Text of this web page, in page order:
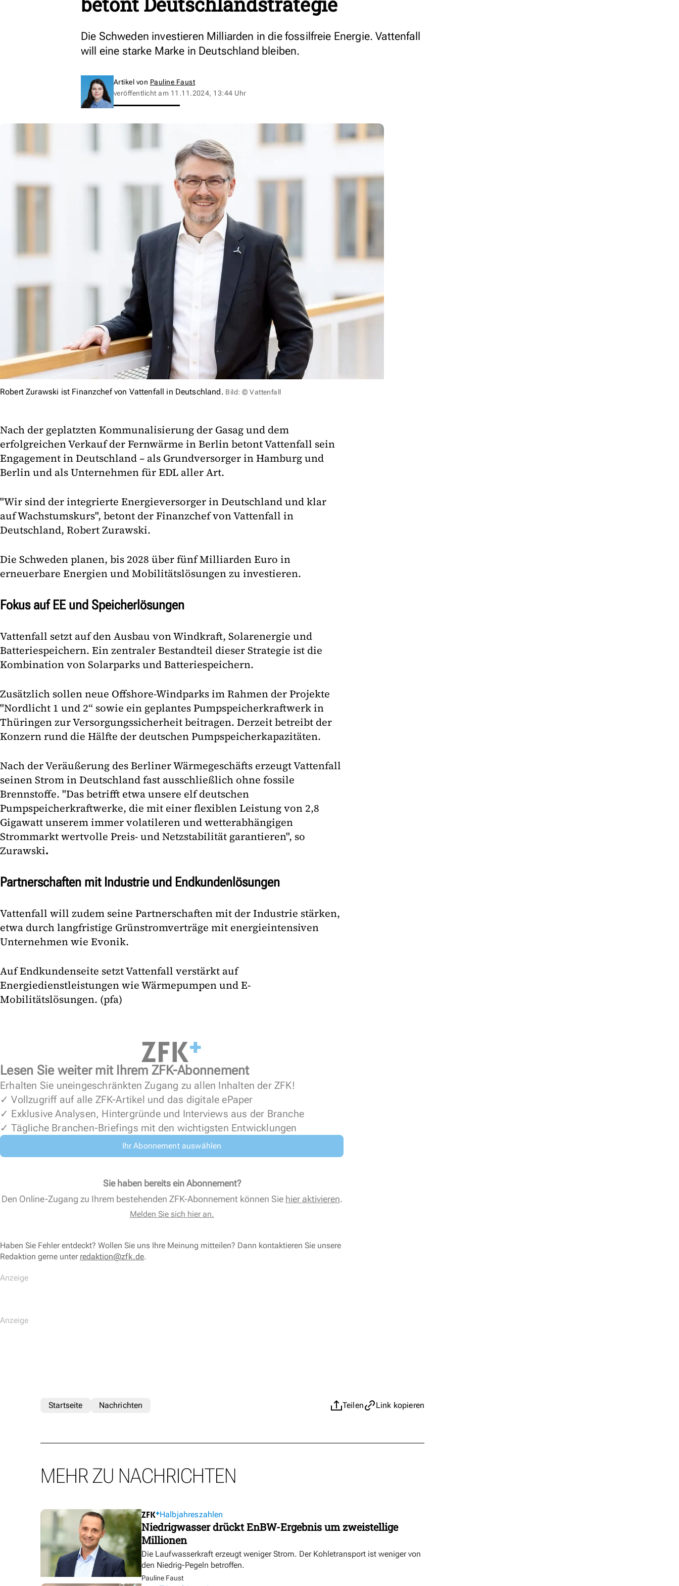
Die Schweden investieren Milliarden in die fossilfreie Energie. Vattenfall
will eine starke Marke in Deutschland bleiben.
Artikel von Pauline Faust
veröffentlicht am 11.11.2024, 13:44 Uhr
Robert Zurawski ist Finanzchef von Vattenfall in Deutschland. Bild: © Vattenfall
Nach der geplatzten Kommunalisierung der Gasag und dem
erfolgreichen Verkauf der Fernwärme in Berlin betont Vattenfall sein
Engagement in Deutschland – als Grundversorger in Hamburg und
Berlin und als Unternehmen für EDL aller Art.
"Wir sind der integrierte Energieversorger in Deutschland und klar
auf Wachstumskurs", betont der Finanzchef von Vattenfall in
Deutschland, Robert Zurawski.
Die Schweden planen, bis 2028 über fünf Milliarden Euro in
erneuerbare Energien und Mobilitätslösungen zu investieren.
Fokus auf EE und Speicherlösungen
Vattenfall setzt auf den Ausbau von Windkraft, Solarenergie und
Batteriespeichern. Ein zentraler Bestandteil dieser Strategie ist die
Kombination von Solarparks und Batteriespeichern.
Zusätzlich sollen neue Offshore-Windparks im Rahmen der Projekte
"Nordlicht 1 und 2“ sowie ein geplantes Pumpspeicherkraftwerk in
Thüringen zur Versorgungssicherheit beitragen. Derzeit betreibt der
Konzern rund die Hälfte der deutschen Pumpspeicherkapazitäten.
Nach der Veräußerung des Berliner Wärmegeschäfts erzeugt Vattenfall
seinen Strom in Deutschland fast ausschließlich ohne fossile
Brennstoffe. "Das betrifft etwa unsere elf deutschen
Pumpspeicherkraftwerke, die mit einer flexiblen Leistung von 2,8
Gigawatt unserem immer volatileren und wetterabhängigen
Strommarkt wertvolle Preis- und Netzstabilität garantieren", so
Zurawski.
Partnerschaften mit Industrie und Endkundenlösungen
Vattenfall will zudem seine Partnerschaften mit der Industrie stärken,
etwa durch langfristige Grünstromverträge mit energieintensiven
Unternehmen wie Evonik.
Auf Endkundenseite setzt Vattenfall verstärkt auf
Energiedienstleistungen wie Wärmepumpen und E-
Mobilitätslösungen. (pfa)
Lesen Sie weiter mit Ihrem ZFK-Abonnement
Erhalten Sie uneingeschränkten Zugang zu allen Inhalten der ZFK!
✓ Vollzugriff auf alle ZFK-Artikel und das digitale ePaper
✓ Exklusive Analysen, Hintergründe und Interviews aus der Branche
✓ Tägliche Branchen-Briefings mit den wichtigsten Entwicklungen
Ihr Abonnement auswählen
Sie haben bereits ein Abonnement?
Den Online-Zugang zu Ihrem bestehenden ZFK-Abonnement können Sie hier aktivieren.
Melden Sie sich hier an.
Haben Sie Fehler entdeckt? Wollen Sie uns Ihre Meinung mitteilen? Dann kontaktieren Sie unsere
Redaktion gerne unter redaktion@zfk.de.
Teilen Link kopieren
Startseite Nachrichten
MEHR ZU NACHRICHTEN
Halbjahreszahlen
Niedrigwasser drückt EnBW-Ergebnis um zweistellige
Millionen
Die Laufwasserkraft erzeugt weniger Strom. Der Kohletransport ist weniger von
den Niedrig-Pegeln betroffen.
Pauline Faust